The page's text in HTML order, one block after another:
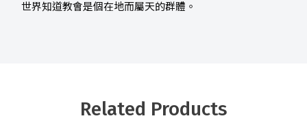
世界知道教會是個在地而屬天的群體。
Related Products